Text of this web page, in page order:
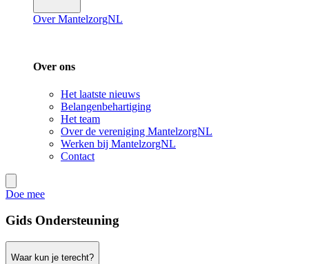
Over MantelzorgNL
Over ons
Het laatste nieuws
Belangenbehartiging
Het team
Over de vereniging MantelzorgNL
Werken bij MantelzorgNL
Contact
Doe mee
Gids Ondersteuning
Waar kun je terecht?